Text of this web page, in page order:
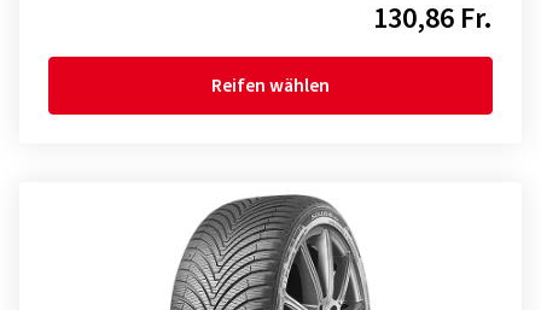
130,86 Fr.
Reifen wählen